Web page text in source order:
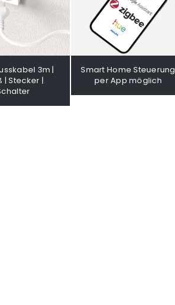
3m |
| Stecker |
Smart Home Steuerung
per App möglich